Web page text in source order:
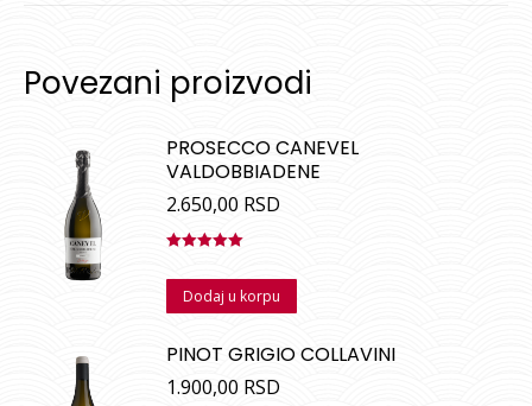
Povezani proizvodi
PROSECCO CANEVEL
VALDOBBIADENE
2.650,00 RSD
sa5.00od
Dodaj u korpu
PINOT GRIGIO COLLAVINI
1.900,00 RSD